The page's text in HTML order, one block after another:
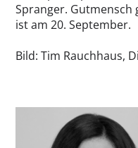
Spranger. Gutmensch
ist am 20. September.
Bild: Tim Rauchhaus,